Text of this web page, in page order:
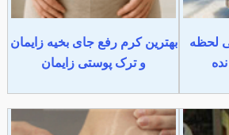
لحظه
بهترین کرم رفع جای بخیه زایمان
و ترک پوستی زایمان